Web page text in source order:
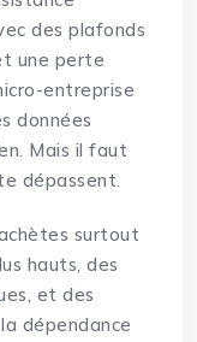
des plafonds
une perte
entreprise
données
Mais il faut
dépassent.
surtout
hauts, des
et des
dépendance